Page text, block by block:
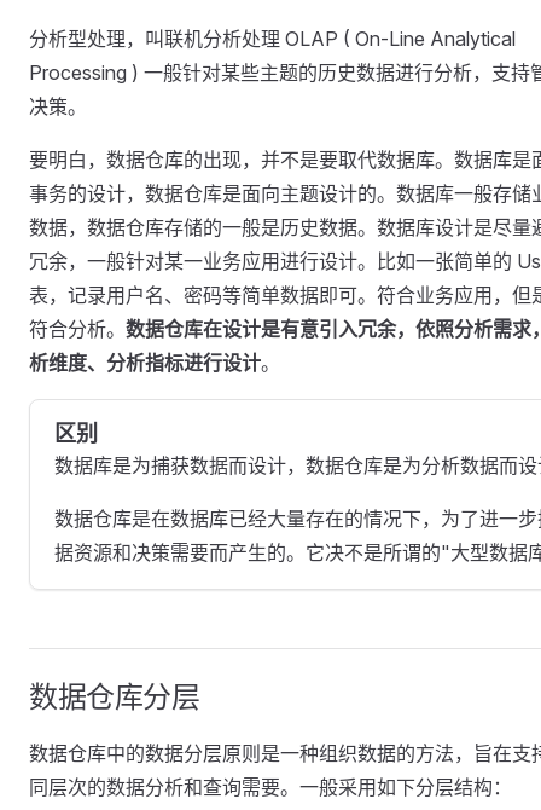
分析型处理，叫联机分析处理 OLAP ( On-Line Analytical
Processing ) 一般针对某些主题的历史数据进行分析，支持
决策。
要明白，数据仓库的出现，并不是要取代数据库。数据库是
事务的设计，数据仓库是面向主题设计的。数据库一般存储
数据，数据仓库存储的一般是历史数据。数据库设计是尽量
冗余，一般针对某一业务应用进行设计。比如一张简单的
表，记录用户名、密码等简单数据即可。符合业务应用，但
符合分析。 数据仓库在设计是有意引入冗余，依照分析需求
析维度、分析指标进行设计。
区别
数据库是为捕获数据而设计，数据仓库是为分析数据而
数据仓库是在数据库已经大量存在的情况下，为了进一
据资源和决策需要而产生的。它决不是所谓的"大型数据
数据仓库分层
数据仓库中的数据分层原则是一种组织数据的方法，旨在支
同层次的数据分析和查询需要。一般采用如下分层结构：